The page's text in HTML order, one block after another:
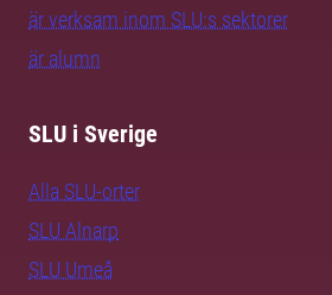
är verksam inom SLU:s sektorer
är alumn
SLU i Sverige
Alla SLU-orter
SLU Alnarp
SLU Umeå